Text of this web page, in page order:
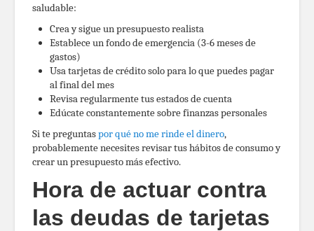
saludable:
Crea y sigue un presupuesto realista
Establece un fondo de emergencia (3-6 meses de
gastos)
Usa tarjetas de crédito solo para lo que puedes pagar
al final del mes
Revisa regularmente tus estados de cuenta
Edúcate constantemente sobre finanzas personales
Si te preguntaspor qué no me rinde el dinero,
probablemente necesites revisar tus hábitos de consumo y
crear un presupuesto más efectivo.
Hora de actuar contra
las deudas de tarjetas